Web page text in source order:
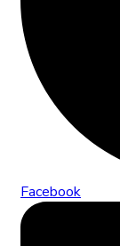
Facebook